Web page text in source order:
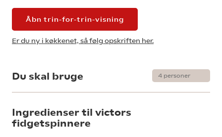
Åbn trin-for-trin-visning
Er du ny i køkkenet, så følg opskriften her.
Du skal bruge
Ingredienser til victors
fidgetspinnere